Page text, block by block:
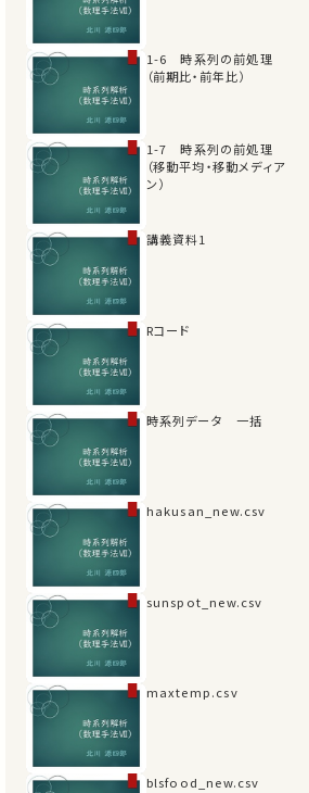
1-6 時系列の前処理
（前期比・前年比）
1-7 時系列の前処理
（移動平均・移動メディア
ン）
講義資料1
Rコード
時系列データ 一括
hakusan_new.csv
sunspot_new.csv
maxtemp.csv
blsfood_new.csv